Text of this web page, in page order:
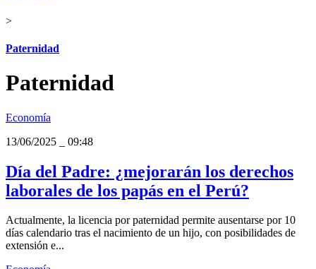
>
Paternidad
Paternidad
Economía
13/06/2025
09:48
Día del Padre: ¿mejorarán los derechos
laborales de los papás en el Perú?
Actualmente, la licencia por paternidad permite ausentarse por 10
días calendario tras el nacimiento de un hijo, con posibilidades de
extensión e...